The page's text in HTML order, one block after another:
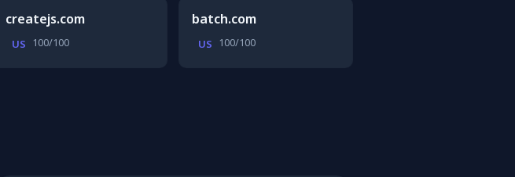
createjs.com
US 100/100
batch.com
US 100/100